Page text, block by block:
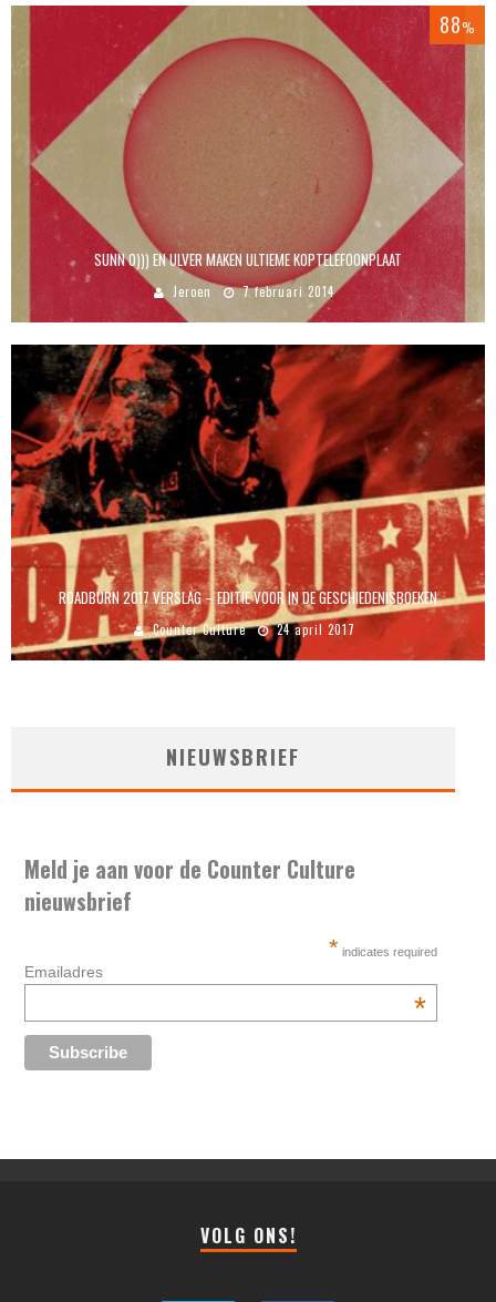
88%
SUNN O))) EN ULVER MAKEN ULTIEME KOPTELEFOONPLAAT
Jeroen 7 februari 2014
ROADBURN 2017 VERSLAG – EDITIE VOOR IN DE GESCHIEDENISBOEKEN
Counter Culture 24 april 2017
NIEUWSBRIEF
Meld je aan voor de Counter Culture
nieuwsbrief
* indicates required
Emailadres
*
VOLG ONS!